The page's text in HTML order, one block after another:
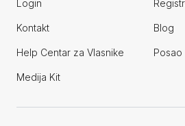
Login
Kontakt Blog
Help Centar za Vlasnike Posao
Medija Kit